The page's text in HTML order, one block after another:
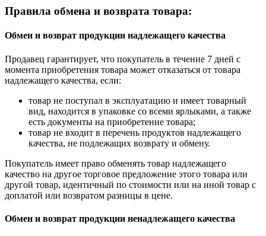
Правила обмена и возврата товара:
Обмен и возврат продукции надлежащего качества
Продавец гарантирует, что покупатель в течение 7 дней с
момента приобретения товара может отказаться от товара
надлежащего качества, если:
товар не поступал в эксплуатацию и имеет товарный
вид, находится в упаковке со всеми ярлыками, а также
есть документы на приобретение товара;
товар не входит в перечень продуктов надлежащего
качества, не подлежащих возврату и обмену.
Покупатель имеет право обменять товар надлежащего
качество на другое торговое предложение этого товара или
другой товар, идентичный по стоимости или на иной товар с
доплатой или возвратом разницы в цене.
Обмен и возврат продукции ненадлежащего качества